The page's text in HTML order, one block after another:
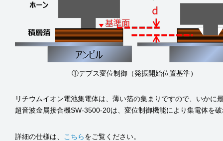
①デプス変位制御（発振開始位置基準）
リチウムイオン電池集電体は、薄い箔の集まりですので、いか
超音波金属接合機SW-3500-20は、変位制御機能により集電体を
詳細の仕様は、 こちらをご覧ください。